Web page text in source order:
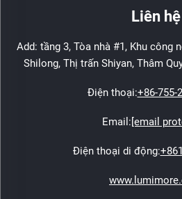
Liên hệ
Add: tầng 3, Tòa nhà #1, Khu công
Shilong, Thị trấn Shiyan, Thâm
Điện thoại:+86-755-
Email:[email
Điện thoại di động: